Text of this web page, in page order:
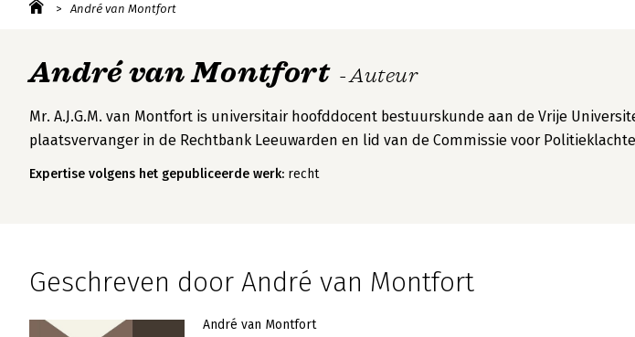
André van Montfort
André van Montfort - Auteur
Mr. A.J.G.M. van Montfort is universitair hoofddocent bestuurskunde aan de Vrije
plaatsvervanger in de Rechtbank Leeuwarden en lid van de Commissie voor
Expertise volgens het gepubliceerde werk: recht
Geschreven door André van Montfort
André van Montfort